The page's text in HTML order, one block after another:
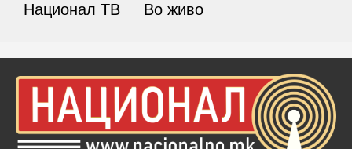
Национал ТВ Во живо